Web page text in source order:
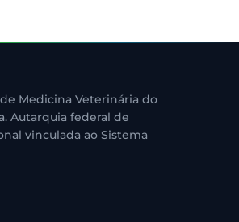
Medicina Veterinária do
Autarquia federal de
vinculada ao Sistema